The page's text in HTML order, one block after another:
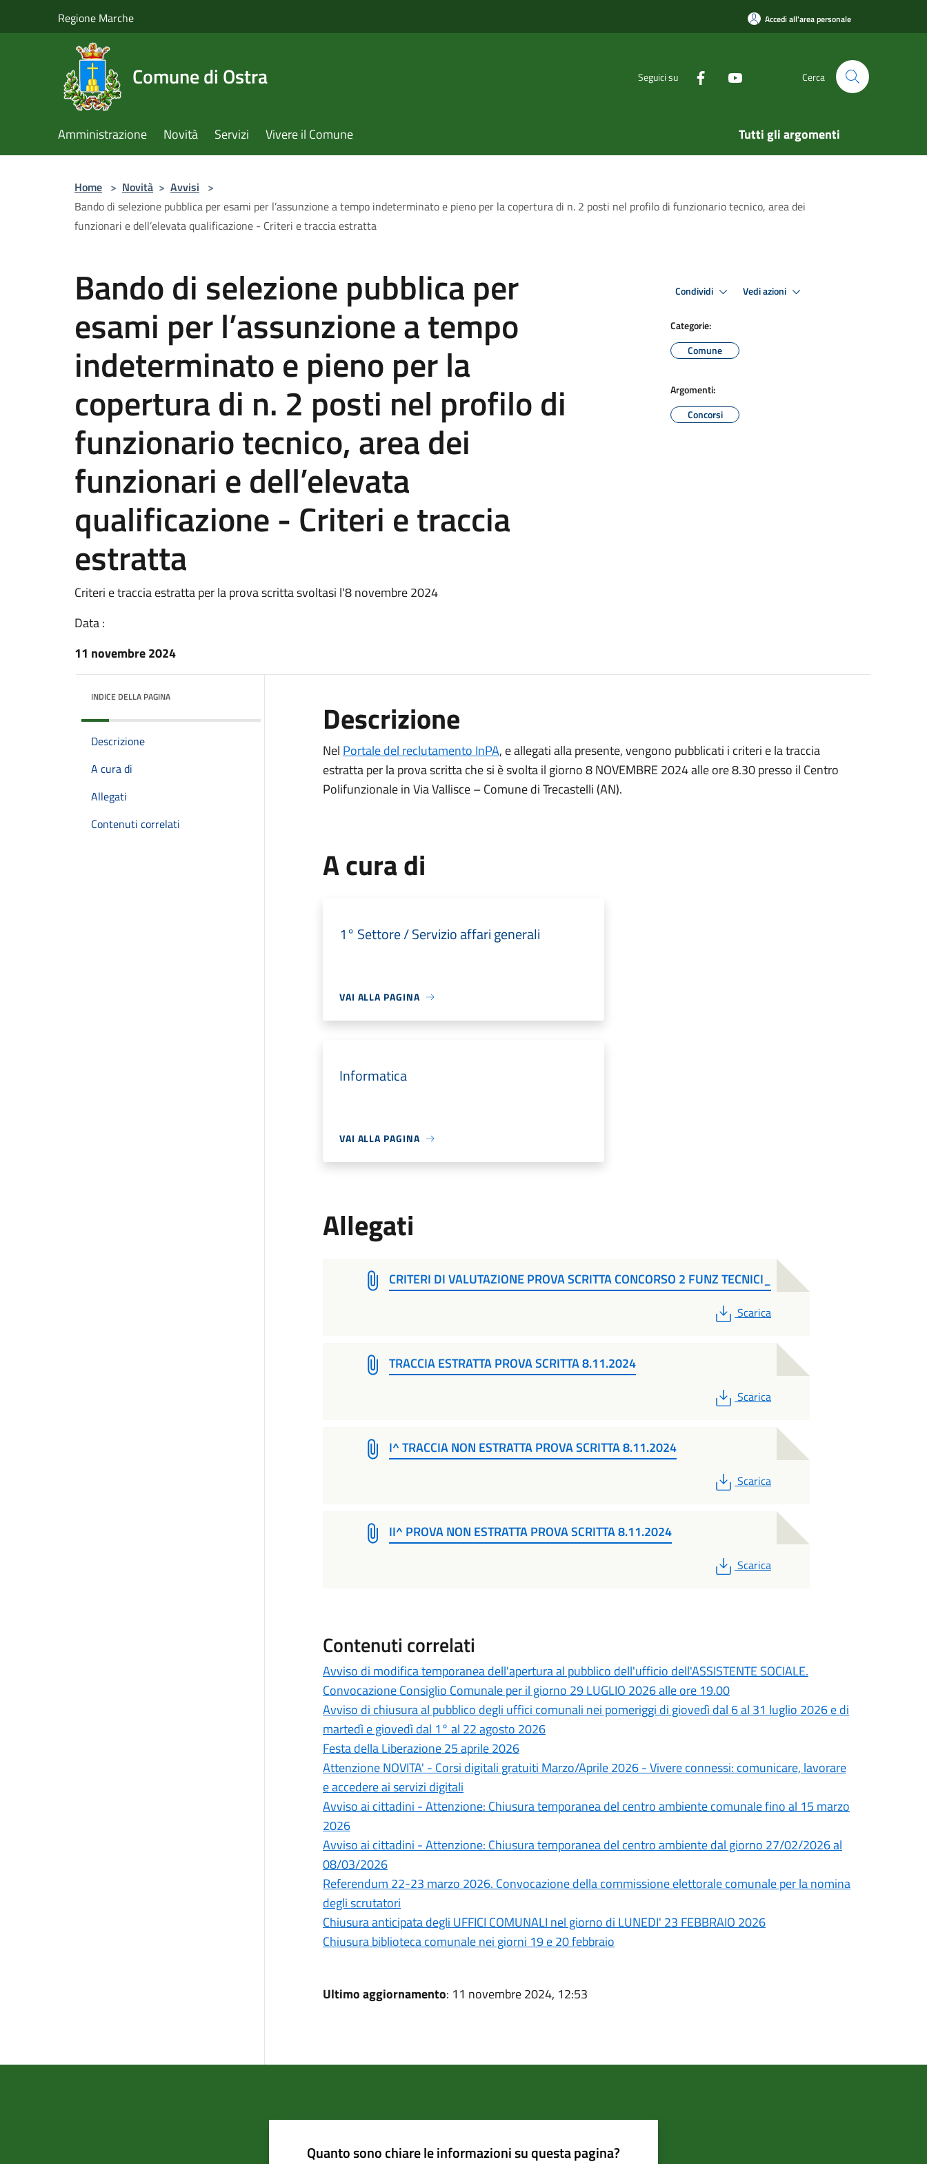
Regione Marche Accedi all'area personale
Comune di Ostra Seguici su Cerca
Amministrazione Novità Servizi Vivere il Comune Tutti gli argomenti
Home > Novità > Avvisi >
Bando di selezione pubblica per esami per l’assunzione a tempo indeterminato e pieno per la copertura di n. 2 posti nel profilo di funzionario tecnico, area dei
funzionari e dell’elevata qualificazione - Criteri e traccia estratta
Bando di selezione pubblica per
esami per l’assunzione a tempo
indeterminato e pieno per la
copertura di n. 2 posti nel profilo di
funzionario tecnico, area dei
funzionari e dell’elevata
qualificazione - Criteri e traccia
estratta
Criteri e traccia estratta per la prova scritta svoltasi l'8 novembre 2024
Data :
11 novembre 2024
Condividi Vedi azioni
Categorie:
Comune
Argomenti:
Concorsi
INDICE DELLA PAGINA
Descrizione
A cura di
Allegati
Contenuti correlati
Descrizione
Nel Portale del reclutamento InPA, e allegati alla presente, vengono pubblicati i criteri e la traccia
estratta per la prova scritta che si è svolta il giorno 8 NOVEMBRE 2024 alle ore 8.30 presso il Centro
Polifunzionale in Via Vallisce – Comune di Trecastelli (AN).
A cura di
1° Settore / Servizio affari generali
VAI ALLA PAGINA
Informatica
VAI ALLA PAGINA
Allegati
CRITERI DI VALUTAZIONE PROVA SCRITTA CONCORSO 2 FUNZ TECNICI_
PDF
Scarica
TRACCIA ESTRATTA PROVA SCRITTA 8.11.2024
PDF
Scarica
I^ TRACCIA NON ESTRATTA PROVA SCRITTA 8.11.2024
PDF
Scarica
II^ PROVA NON ESTRATTA PROVA SCRITTA 8.11.2024
PDF
Scarica
Contenuti correlati
Avviso di modifica temporanea dell'apertura al pubblico dell'ufficio dell'ASSISTENTE SOCIALE.
Convocazione Consiglio Comunale per il giorno 29 LUGLIO 2026 alle ore 19.00
Avviso di chiusura al pubblico degli uffici comunali nei pomeriggi di giovedì dal 6 al 31 luglio 2026 e di
martedì e giovedì dal 1° al 22 agosto 2026
Festa della Liberazione 25 aprile 2026
Attenzione NOVITA' - Corsi digitali gratuiti Marzo/Aprile 2026 - Vivere connessi: comunicare, lavorare
e accedere ai servizi digitali
Avviso ai cittadini - Attenzione: Chiusura temporanea del centro ambiente comunale fino al 15 marzo
2026
Avviso ai cittadini - Attenzione: Chiusura temporanea del centro ambiente dal giorno 27/02/2026 al
08/03/2026
Referendum 22-23 marzo 2026. Convocazione della commissione elettorale comunale per la nomina
degli scrutatori
Chiusura anticipata degli UFFICI COMUNALI nel giorno di LUNEDI' 23 FEBBRAIO 2026
Chiusura biblioteca comunale nei giorni 19 e 20 febbraio
Ultimo aggiornamento: 11 novembre 2024, 12:53
Quanto sono chiare le informazioni su questa pagina?